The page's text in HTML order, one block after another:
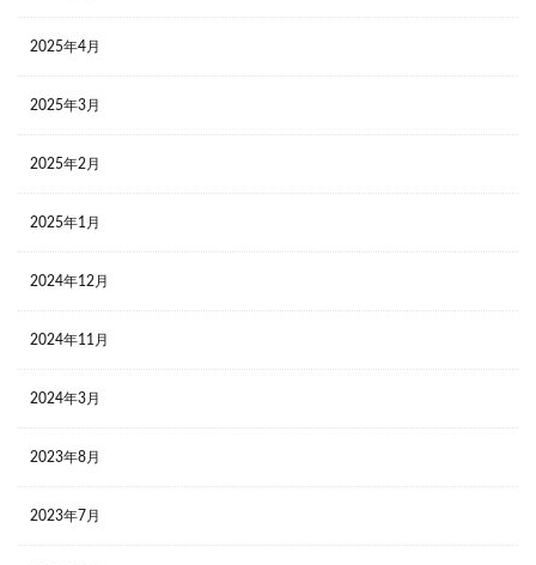
2025年4月
2025年3月
2025年2月
2025年1月
2024年12月
2024年11月
2024年3月
2023年8月
2023年7月